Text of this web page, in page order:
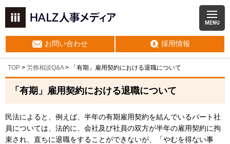
MENU
お問い合わせ 採用情報
TOP > 労務相談Q&A> 「有期」雇用契約における退職について
「有期」雇用契約における退職について
民法によると、例えば、半年の有期雇用契約を結んでいるパート社
員については、法的に、会社及び社員の双方が半年の雇用契約に拘
束され、直ちに退職をすることができないが、「やむを得ない事